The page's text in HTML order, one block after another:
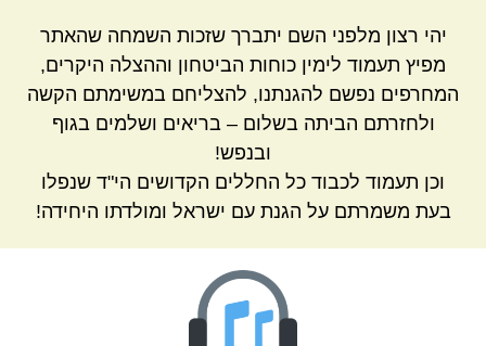
יהי רצון מלפני השם יתברך שזכות השמחה שהאתר
מפיץ תעמוד לימין כוחות הביטחון וההצלה היקרים,
המחרפים נפשם להגנתנו, להצליחם במשימתם הקשה
ולחזרתם הביתה בשלום – בריאים ושלמים בגוף
ובנפש!
וכן תעמוד לכבוד כל החללים הקדושים הי"ד שנפלו
בעת משמרתם על הגנת עם ישראל ומולדתו היחידה!